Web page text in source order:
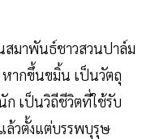
มาพันธ์ชาวสวนปาล์ม
หากขึ้นขมิ้น เป็นวัตถุ
ก เป็นวิถีชีวิตที่ใช้รับ
ล้วตั้งแต่บรรพบุรุษ